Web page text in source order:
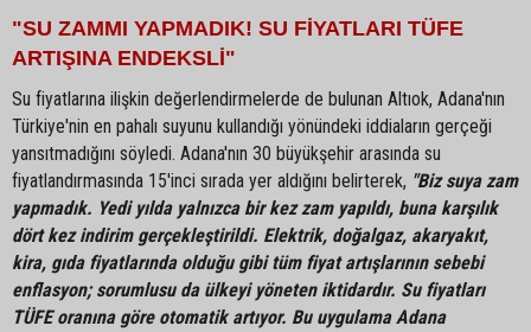
"SU ZAMMI YAPMADIK! SU FİYATLARI TÜFE
ARTIŞINA ENDEKSLİ"
Su fiyatlarına ilişkin değerlendirmelerde de bulunan Altıok, Adana'nın
Türkiye'nin en pahalı suyunu kullandığı yönündeki iddiaların gerçeği
yansıtmadığını söyledi. Adana'nın 30 büyükşehir arasında su
fiyatlandırmasında 15'inci sırada yer aldığını belirterek, "Biz suya zam
yapmadık. Yedi yılda yalnızca bir kez zam yapıldı, buna karşılık
dört kez indirim gerçekleştirildi. Elektrik, doğalgaz, akaryakıt,
kira, gıda fiyatlarında olduğu gibi tüm fiyat artışlarının sebebi
enflasyon; sorumlusu da ülkeyi yöneten iktidardır. Su fiyatları
TÜFE oranına göre otomatik artıyor. Bu uygulama Adana